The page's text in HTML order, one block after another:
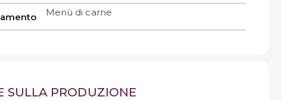
Menù di carne
SULLA PRODUZIONE